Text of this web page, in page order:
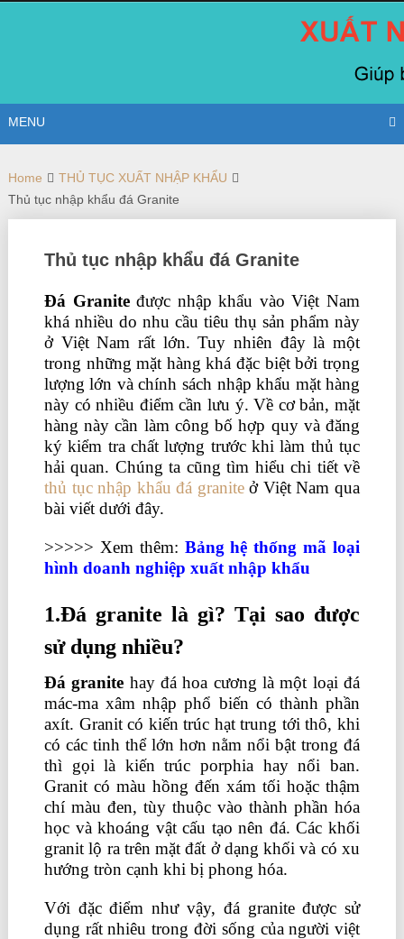
MENU
Home
THỦ TỤC XUẤT NHẬP KHẨU
Thủ tục nhập khẩu đá Granite
Thủ tục nhập khẩu đá Granite
Đá Graniteđược nhập khẩu vào Việt Nam
khá nhiều do nhu cầu tiêu thụ sản phẩm này
ở Việt Nam rất lớn. Tuy nhiên đây là một
trong những mặt hàng khá đặc biệt bởi trọng
lượng lớn và chính sách nhập khẩu mặt hàng
này có nhiều điểm cần lưu ý. Về cơ bản, mặt
hàng này cần làm công bố hợp quy và đăng
ký kiểm tra chất lượng trước khi làm thủ tục
hải quan. Chúng ta cũng tìm hiểu chi tiết về
thủ tục nhập khẩu đá graniteở Việt Nam qua
bài viết dưới đây.
>>>>> Xem thêm: Bảng hệ thống mã loại
hình doanh nghiệp xuất nhập khẩu
1.Đá granite là gì? Tại sao được
sử dụng nhiều?
Đá granite hay đá hoa cương là một loại đá
mác-ma xâm nhập phổ biến có thành phần
axít. Granit có kiến trúc hạt trung tới thô, khi
có các tinh thể lớn hơn nằm nổi bật trong đá
thì gọi là kiến trúc porphia hay nổi ban.
Granit có màu hồng đến xám tối hoặc thậm
chí màu đen, tùy thuộc vào thành phần hóa
học và khoáng vật cấu tạo nên đá. Các khối
granit lộ ra trên mặt đất ở dạng khối và có xu
hướng tròn cạnh khi bị phong hóa.
Với đặc điểm như vậy, đá granite được sử
dụng rất nhiêu trong đời sống của người việt